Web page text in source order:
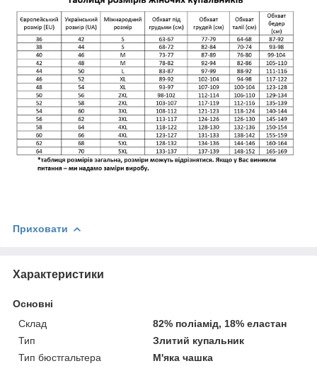
Приховати
Характеристики
Основні
Склад
82% поліамід, 18% еластан
Тип
Злитий купальник
Тип бюстгальтера
М'яка чашка